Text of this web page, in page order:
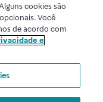
cookies são
Você
de acordo com
e